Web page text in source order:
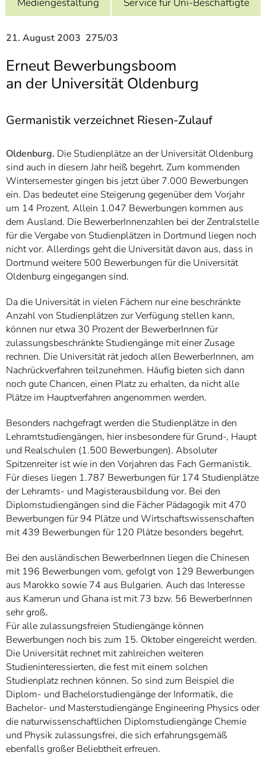
7]
Informationen zur
Barrierefreiheit
21. August 2003 275/03
Erneut Bewerbungsboom
an der Universität Oldenburg
Germanistik verzeichnet Riesen-Zulauf
Oldenburg. Die Studienplätze an der Universität Oldenburg
sind auch in diesem Jahr heiß begehrt. Zum kommenden
Wintersemester gingen bis jetzt über 7.000 Bewerbungen
ein. Das bedeutet eine Steigerung gegenüber dem Vorjahr
um 14 Prozent. Allein 1.047 Bewerbungen kommen aus
dem Ausland. Die BewerberInnenzahlen bei der Zentralstelle
für die Vergabe von Studienplätzen in Dortmund liegen noch
nicht vor. Allerdings geht die Universität davon aus, dass in
Dortmund weitere 500 Bewerbungen für die Universität
Oldenburg eingegangen sind.
Da die Universität in vielen Fächern nur eine beschränkte
Anzahl von Studienplätzen zur Verfügung stellen kann,
können nur etwa 30 Prozent der BewerberInnen für
zulassungsbeschränkte Studiengänge mit einer Zusage
rechnen. Die Universität rät jedoch allen BewerberInnen, am
Nachrückverfahren teilzunehmen. Häufig bieten sich dann
noch gute Chancen, einen Platz zu erhalten, da nicht alle
Plätze im Hauptverfahren angenommen werden.
Besonders nachgefragt werden die Studienplätze in den
Lehramtstudiengängen, hier insbesondere für Grund-, Haupt
und Realschulen (1.500 Bewerbungen). Absoluter
Spitzenreiter ist wie in den Vorjahren das Fach Germanistik.
Für dieses liegen 1.787 Bewerbungen für 174 Studienplätze
der Lehramts- und Magisterausbildung vor. Bei den
Diplomstudiengängen sind die Fächer Pädagogik mit 470
Bewerbungen für 94 Plätze und Wirtschaftswissenschaften
mit 439 Bewerbungen für 120 Plätze besonders begehrt.
Bei den ausländischen BewerberInnen liegen die Chinesen
mit 196 Bewerbungen vorn, gefolgt von 129 Bewerbungen
aus Marokko sowie 74 aus Bulgarien. Auch das Interesse
aus Kamerun und Ghana ist mit 73 bzw. 56 BewerberInnen
sehr groß.
Für alle zulassungsfreien Studiengänge können
Bewerbungen noch bis zum 15. Oktober eingereicht werden.
Die Universität rechnet mit zahlreichen weiteren
Studieninteressierten, die fest mit einem solchen
Studienplatz rechnen können. So sind zum Beispiel die
Diplom- und Bachelorstudiengänge der Informatik, die
Bachelor- und Masterstudiengänge Engineering Physics oder
die naturwissenschaftlichen Diplomstudiengänge Chemie
und Physik zulassungsfrei, die sich erfahrungsgemäß
ebenfalls großer Beliebtheit erfreuen.